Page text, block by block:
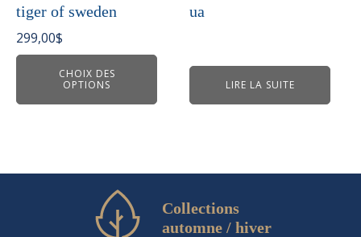
tiger of sweden
299,00$
CHOIX DES
OPTIONS
options
peuvent
être
la
ua
LIRE LA SUITE
Collections
automne / hiver